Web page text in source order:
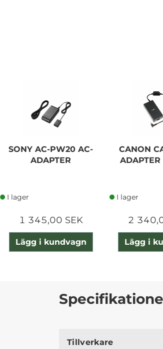
SONY AC-PW20 AC-
ADAPTER
I lager
1 345,00 SEK
Lägg i kundvagn
CANON
ADAPTER
I lager
2
Lägg i
Tillverkare